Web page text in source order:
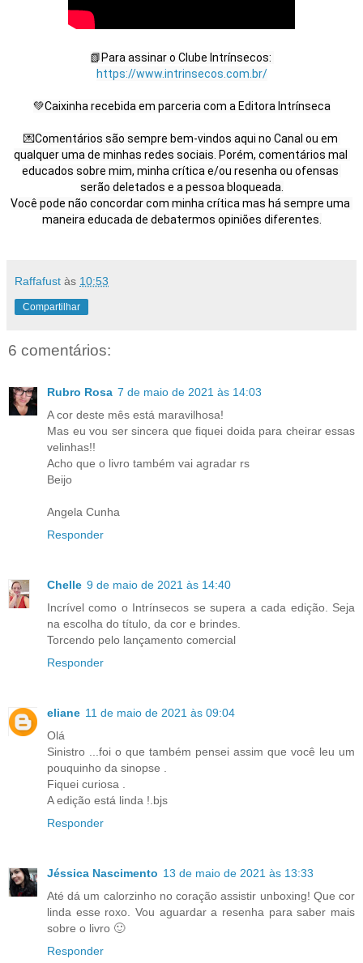
📗Para assinar o Clube Intrínsecos:
https://www.intrinsecos.com.br/​
💚Caixinha recebida em parceria com a Editora Intrínseca
💌Comentários são sempre bem-vindos aqui no Canal ou em
qualquer uma de minhas redes sociais. Porém, comentários mal
educados sobre mim, minha crítica e/ou resenha ou ofensas
serão deletados e a pessoa bloqueada.
Você pode não concordar com minha crítica mas há sempre uma
Raffafust às 10:53
Compartilhar
6 comentários:
Rubro Rosa 7 de maio de 2021 às 14:03
A cor deste mês está maravilhosa!
Mas eu vou ser sincera que fiquei doida para cheirar essas
velinhas!!
Acho que o livro também vai agradar rs
Beijo
Angela Cunha
Responder
Chelle 9 de maio de 2021 às 14:40
Incrível como o Intrínsecos se supera a cada edição. Seja
na escolha do título, da cor e brindes.
Torcendo pelo lançamento comercial
Responder
eliane 11 de maio de 2021 às 09:04
Olá
Sinistro ...foi o que também pensei assim que você leu um
pouquinho da sinopse .
Fiquei curiosa .
A edição está linda !.bjs
Responder
Jéssica Nascimento 13 de maio de 2021 às 13:33
Até dá um calorzinho no coração assistir unboxing! Que cor
linda esse roxo. Vou aguardar a resenha para saber mais
sobre o livro 🙂
Responder